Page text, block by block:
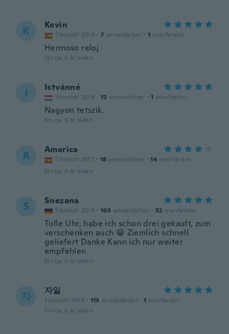
K Kevin
Tilmeldt 2019 · 7 anmeldelser · 1 overførsler
Hermoso reloj
for ca. 6 år siden
I Istvánné
Tilmeldt 2019 · 12 anmeldelser · 1 overførsler
Nagyon tetszik.
for ca. 6 år siden
A America
Tilmeldt 2017 · 18 anmeldelser · 14 overførsler
for ca. 6 år siden
S Snezana
Tilmeldt 2019 · 103 anmeldelser · 52 overførsler
Tolle Uhr, habe ich schon drei gekauft, zum
verschenken auch 😁 Ziemlich schnell
geliefert Danke Kann ich nur weiter
empfehlen
for ca. 6 år siden
자 자일
Tilmeldt 2019 · 113 anmeldelser · 1 overførsler
for ca. 6 år siden